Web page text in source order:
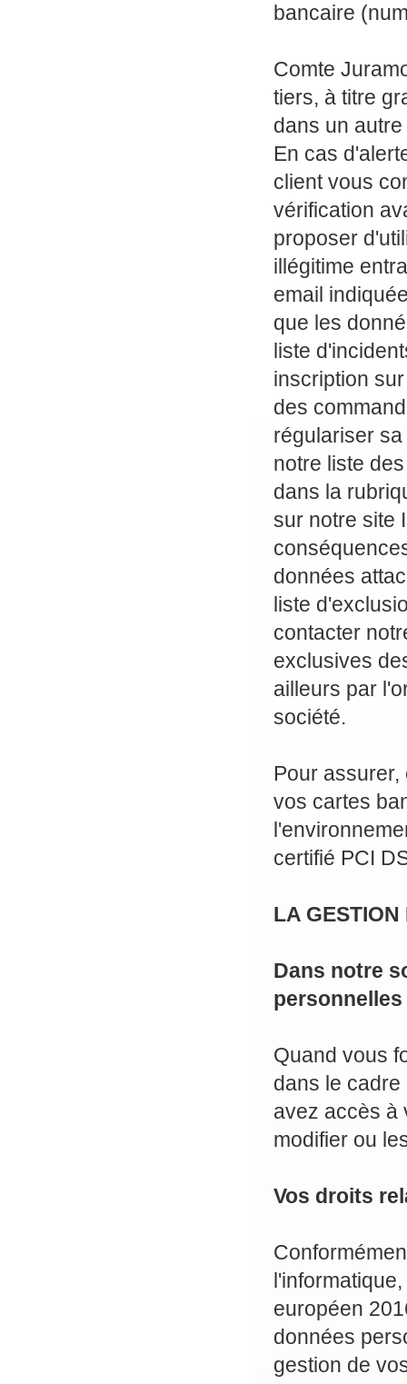
bancaire
Comte
tiers, à titre
dans un
En cas
client vous
vérification
proposer
illégitime
email
que les
liste
inscription
des
régulariser
notre liste
dans la
sur notre site
données
liste
contacter
exclusives
ailleurs par
société.
Pour
vos cartes
certifié PCI
LA GESTION
Dans notre
personnelles
Quand vous
dans le
avez accès à
modifier ou
Vos droits
européen
données
gestion de